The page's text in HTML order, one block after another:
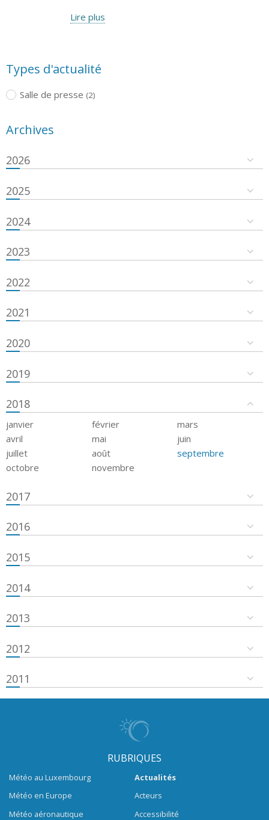
Lire plus
Types d'actualité
Salle de presse (2)
Archives
2026
2025
2024
2023
2022
2021
2020
2019
2018
janvier février
mars
avril
mai
juin
juillet
août
septembre
octobre
novembre
2017
2016
2015
2014
2013
2012
2011
RUBRIQUES
Météo au Luxembourg
Météo en Europe
Météo aéronautique
Actualités
Acteurs
Accessibilité